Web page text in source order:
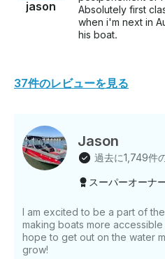
jason
Absolutely first
when i'm next in
his boat.
37件のレビューを見る
Jason
過去に1,749件
スーパーオーナ
I am excited to be a part of
making boats more
hope to get out on the water
grow!